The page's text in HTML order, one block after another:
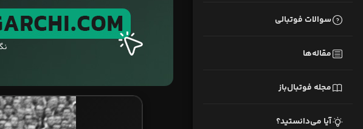
سوالات فوتبالی
مقاله‌ها
مجله فوتبال‌باز
آیا می‌دانستید؟